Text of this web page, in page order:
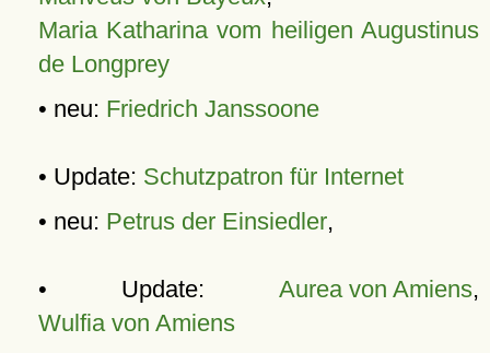
Maria Katharina vom heiligen Augustinus
de Longprey
• neu: Friedrich Janssoone
• Update: Schutzpatron für Internet
• neu: Petrus der Einsiedler,
• Update: Aurea von Amiens,
Wulfia von Amiens